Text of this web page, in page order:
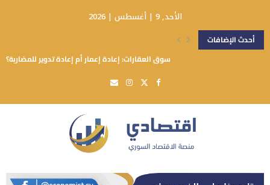
الأحد, 9 | أغسطس | 2026
أحدث الإضافات
سوق العقارات: إعادة إعمار أم إعادة تدوير للمضاربة؟